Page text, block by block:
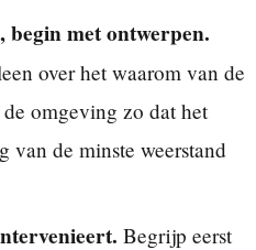
begin met ontwerpen.
over het waarom van de
omgeving zo dat het
van de minste weerstand
Begrijp eerst